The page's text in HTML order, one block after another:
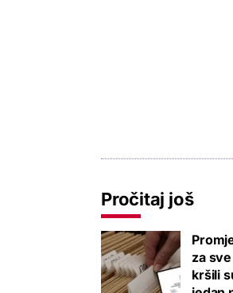
Pročitaj još
za
kršili